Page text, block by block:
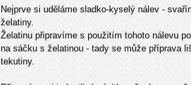
Nejprve si uděláme sladko-kyselý nálev -
želatiny.
Želatinu připravíme s použitím tohoto nálevu
na sáčku s želatinou - tady se může příprava
tekutiny.